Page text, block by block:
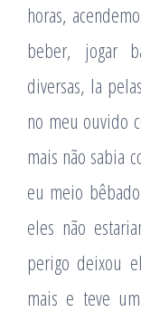
horas,
beber, jogar
diversas, la
no meu ouvido
mais não sabia
eu meio
eles não
perigo deixou
mais e teve